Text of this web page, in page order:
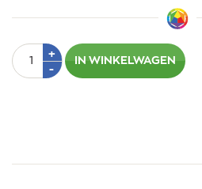
Aantal+Plus
-Min
IN WINKELWAGEN